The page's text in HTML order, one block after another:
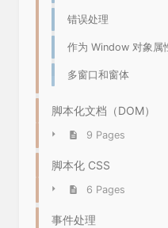
错误处理
作为 Window 对象属
多窗口和窗体
脚本化文档（DOM）
9 Pages
脚本化 CSS
6 Pages
事件处理